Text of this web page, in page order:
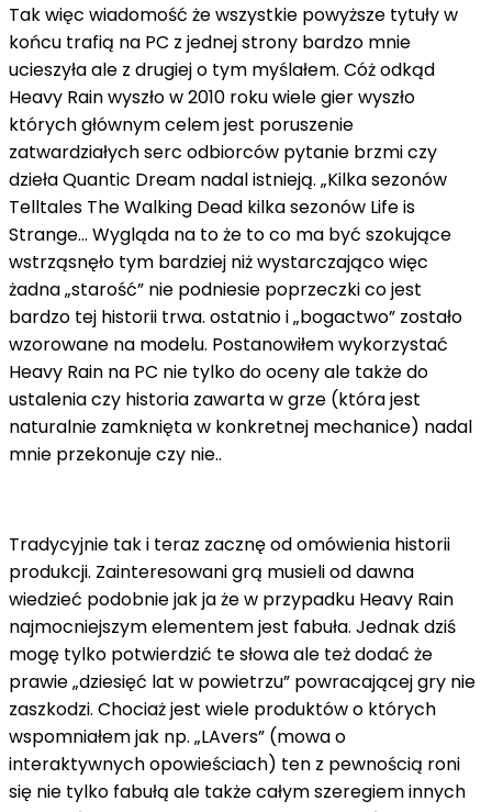
Tak więc wiadomość że wszystkie powyższe tytuły w
końcu trafią na PC z jednej strony bardzo mnie
ucieszyła ale z drugiej o tym myślałem. Cóż odkąd
Heavy Rain wyszło w 2010 roku wiele gier wyszło
których głównym celem jest poruszenie
zatwardziałych serc odbiorców pytanie brzmi czy
dzieła Quantic Dream nadal istnieją. „Kilka sezonów
Telltales The Walking Dead kilka sezonów Life is
Strange… Wygląda na to że to co ma być szokujące
wstrząsnęło tym bardziej niż wystarczająco więc
żadna „starość” nie podniesie poprzeczki co jest
bardzo tej historii trwa. ostatnio i „bogactwo” zostało
wzorowane na modelu. Postanowiłem wykorzystać
Heavy Rain na PC nie tylko do oceny ale także do
ustalenia czy historia zawarta w grze (która jest
naturalnie zamknięta w konkretnej mechanice) nadal
mnie przekonuje czy nie..
Tradycyjnie tak i teraz zacznę od omówienia historii
produkcji. Zainteresowani grą musieli od dawna
wiedzieć podobnie jak ja że ​​w przypadku Heavy Rain
najmocniejszym elementem jest fabuła. Jednak dziś
mogę tylko potwierdzić te słowa ale też dodać że
prawie „dziesięć lat w powietrzu” powracającej gry nie
zaszkodzi. Chociaż jest wiele produktów o których
wspomniałem jak np. „LAvers” (mowa o
interaktywnych opowieściach) ten z pewnością roni
się nie tylko fabułą ale także całym szeregiem innych